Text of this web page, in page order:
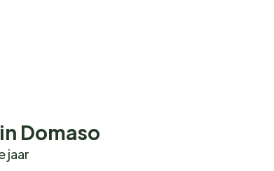
Domaso
jaar